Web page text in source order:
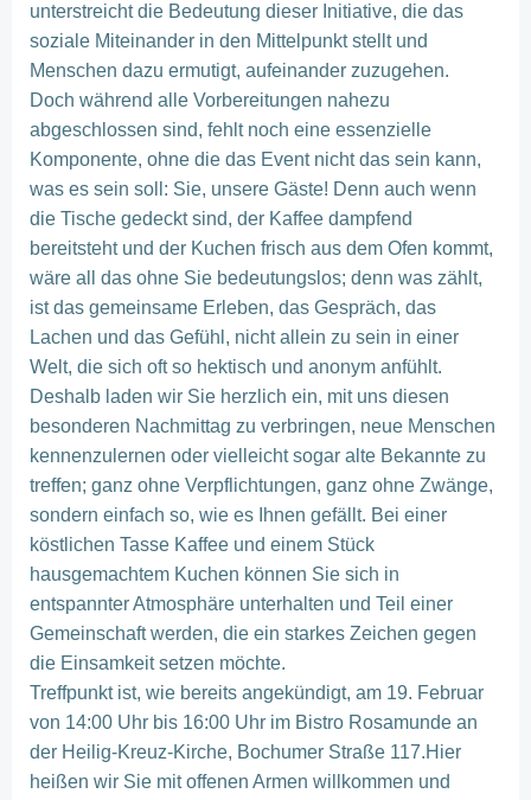
unterstreicht die Bedeutung dieser Initiative, die das
soziale Miteinander in den Mittelpunkt stellt und
Menschen dazu ermutigt, aufeinander zuzugehen.
Doch während alle Vorbereitungen nahezu
abgeschlossen sind, fehlt noch eine essenzielle
Komponente, ohne die das Event nicht das sein kann,
was es sein soll: Sie, unsere Gäste! Denn auch wenn
die Tische gedeckt sind, der Kaffee dampfend
bereitsteht und der Kuchen frisch aus dem Ofen kommt,
wäre all das ohne Sie bedeutungslos; denn was zählt,
ist das gemeinsame Erleben, das Gespräch, das
Lachen und das Gefühl, nicht allein zu sein in einer
Welt, die sich oft so hektisch und anonym anfühlt.
Deshalb laden wir Sie herzlich ein, mit uns diesen
besonderen Nachmittag zu verbringen, neue Menschen
kennenzulernen oder vielleicht sogar alte Bekannte zu
treffen; ganz ohne Verpflichtungen, ganz ohne Zwänge,
sondern einfach so, wie es Ihnen gefällt. Bei einer
köstlichen Tasse Kaffee und einem Stück
hausgemachtem Kuchen können Sie sich in
entspannter Atmosphäre unterhalten und Teil einer
Gemeinschaft werden, die ein starkes Zeichen gegen
die Einsamkeit setzen möchte.
Treffpunkt ist, wie bereits angekündigt, am 19. Februar
von 14:00 Uhr bis 16:00 Uhr im Bistro Rosamunde an
der Heilig-Kreuz-Kirche, Bochumer Straße 117.Hier
heißen wir Sie mit offenen Armen willkommen und